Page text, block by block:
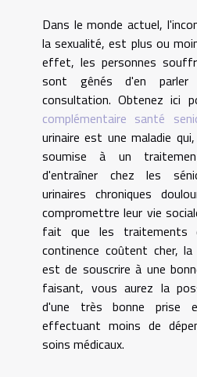
Dans le monde actuel,
la sexualité, est plus ou
effet, les personnes
sont gênés d'en
consultation. Obtenez ici
complémentaire santé
urinaire est une maladie
soumise à un
d'entraîner chez les
urinaires chroniques
compromettre leur vie
fait que les traitements
continence coûtent cher,
est de souscrire à une
faisant, vous aurez la
d'une très bonne prise
effectuant moins de
soins médicaux.